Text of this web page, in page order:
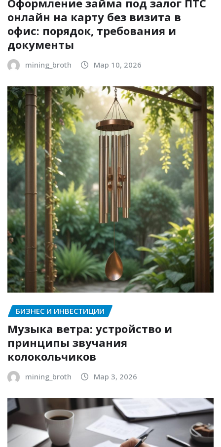
онлайн на карту без визита в
офис: порядок, требования и
документы
mining_broth Мар 10, 2026
БИЗНЕС И ИНВЕСТИЦИИ
Музыка ветра: устройство и
принципы звучания
колокольчиков
mining_broth Мар 3, 2026